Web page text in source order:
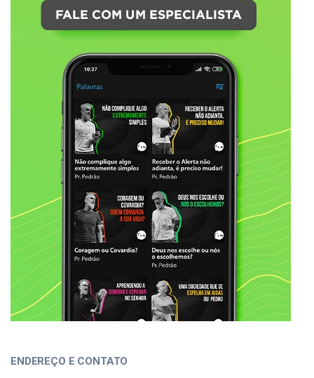
ENDEREÇO E CONTATO